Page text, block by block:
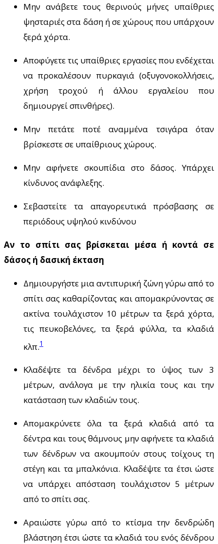
Μην ανάβετε τους θερινούς μήνες υπαίθριες
ψησταριές στα δάση ή σε χώρους που υπάρχουν
ξερά χόρτα.
Αποφύγετε τις υπαίθριες εργασίες που ενδέχεται
να προκαλέσουν πυρκαγιά (οξυγονοκολλήσεις,
χρήση τροχού ή άλλου εργαλείου που
δημιουργεί σπινθήρες).
Μην πετάτε ποτέ αναμμένα τσιγάρα όταν
βρίσκεστε σε υπαίθριους χώρους.
Μην αφήνετε σκουπίδια στο δάσος. Υπάρχει
κίνδυνος ανάφλεξης.
Σεβαστείτε τα απαγορευτικά πρόσβασης σε
περιόδους υψηλού κινδύνου
Αν το σπίτι σας βρίσκεται μέσα ή κοντά σε
δάσος ή δασική έκταση
Δημιουργήστε μια αντιπυρική ζώνη γύρω από το
σπίτι σας καθαρίζοντας και απομακρύνοντας σε
ακτίνα τουλάχιστον 10 μέτρων τα ξερά χόρτα,
τις πευκοβελόνες, τα ξερά φύλλα, τα κλαδιά
κλπ.1
Κλαδέψτε τα δένδρα μέχρι το ύψος των 3
μέτρων, ανάλογα με την ηλικία τους και την
κατάσταση των κλαδιών τους.
Απομακρύνετε όλα τα ξερά κλαδιά από τα
δέντρα και τους θάμνους μην αφήνετε τα κλαδιά
των δένδρων να ακουμπούν στους τοίχους τη
στέγη και τα μπαλκόνια. Κλαδέψτε τα έτσι ώστε
να υπάρχει απόσταση τουλάχιστον 5 μέτρων
από το σπίτι σας.
Αραιώστε γύρω από το κτίσμα την δενδρώδη
βλάστηση έτσι ώστε τα κλαδιά του ενός δένδρου